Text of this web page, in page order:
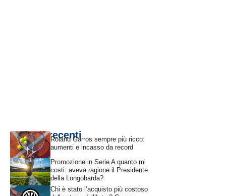
Articoli recentiRoland Garros sempre più ricco:
aumenti e incasso da record
Promozione in Serie A quanto mi
costi: aveva ragione il Presidente
della Longobarda?
Chi è stato l’acquisto più costoso